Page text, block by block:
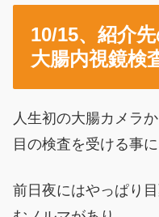
10/15、紹介
大腸内視鏡検
人生初の大腸カメラ
目の検査を受ける事に
前日夜にはやっぱり